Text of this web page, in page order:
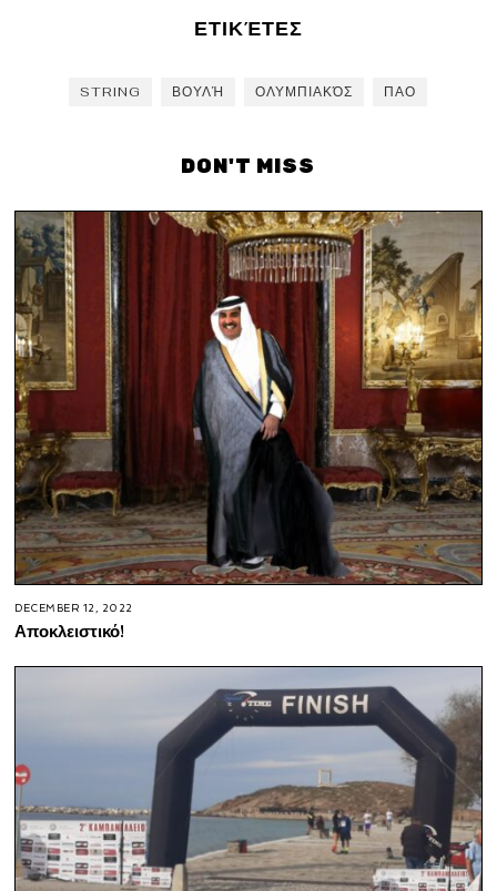
ΕΤΙΚΈΤΕΣ
STRING ΒΟΥΛΉ ΟΛΥΜΠΙΑΚΌΣ ΠΑΟ
DON'T MISS
DECEMBER 12, 2022
Αποκλειστικό!